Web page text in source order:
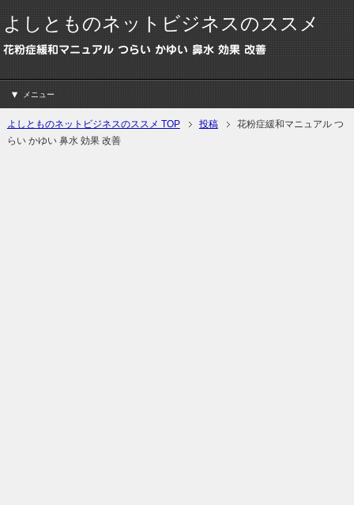
よしとものネットビジネスのススメ
花粉症緩和マニュアル つらい かゆい 鼻水 効果 改善
メニュー
よしとものネットビジネスのススメ TOP 投稿
花粉症緩和マニュアル つ
らい かゆい 鼻水 効果 改善